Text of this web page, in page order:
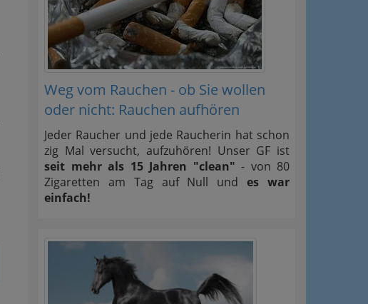
Weg vom Rauchen - ob Sie wollen
oder nicht: Rauchen aufhören
Jeder Raucher und jede Raucherin hat schon
zig Mal versucht, aufzuhören! Unser GF ist
seit mehr als 15 Jahren "clean" - von 80
Zigaretten am Tag auf Null undes war
einfach!